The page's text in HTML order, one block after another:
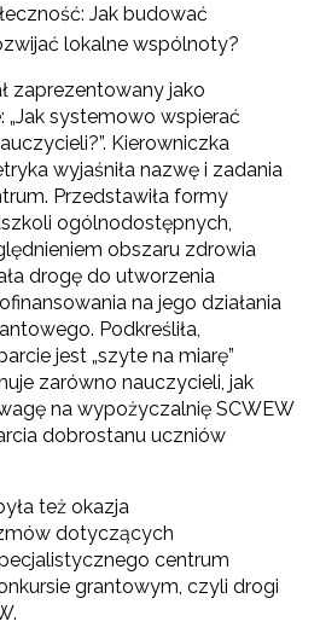
Jak budować
lokalne wspólnoty?
zaprezentowany jako
systemowo wspierać
Kierowniczka
wyjaśniła nazwę i zadania
Przedstawiła formy
ogólnodostępnych,
obszaru zdrowia
drogę do utworzenia
na jego działania
Podkreśliła,
jest „szyte na miarę”
zarówno nauczycieli, jak
na wypożyczalnię SCWEW
dobrostanu uczniów
też okazja
dotyczących
centrum
grantowym, czyli drogi